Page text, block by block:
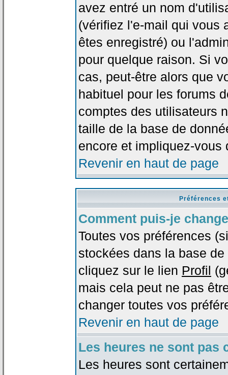
avez entré un nom
(vérifiez l'e-mail qui vous
êtes enregistré) ou
pour quelque raison. Si
cas, peut-être alors que
habituel pour les forums
comptes des utilisateurs
taille de la base de
encore et impliquez-
Revenir en haut de page
Préférences
Comment puis-je
Toutes vos préférences
stockées dans la base
cliquez sur le lien Profil
mais cela peut ne pas
changer toutes vos
Revenir en haut de page
Les heures ne sont pas
Les heures sont